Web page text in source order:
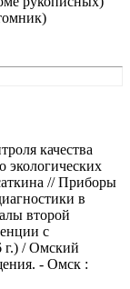
качества
экологических
// Приборы
в
второй
с
г.) / Омский
- Омск :